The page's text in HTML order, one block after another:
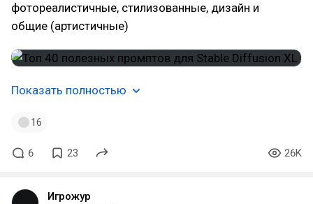
фотореалистичные, стилизованные, дизайн и
общие (артистичные)
Показать полностью
16
6 23 26K
Игрожур